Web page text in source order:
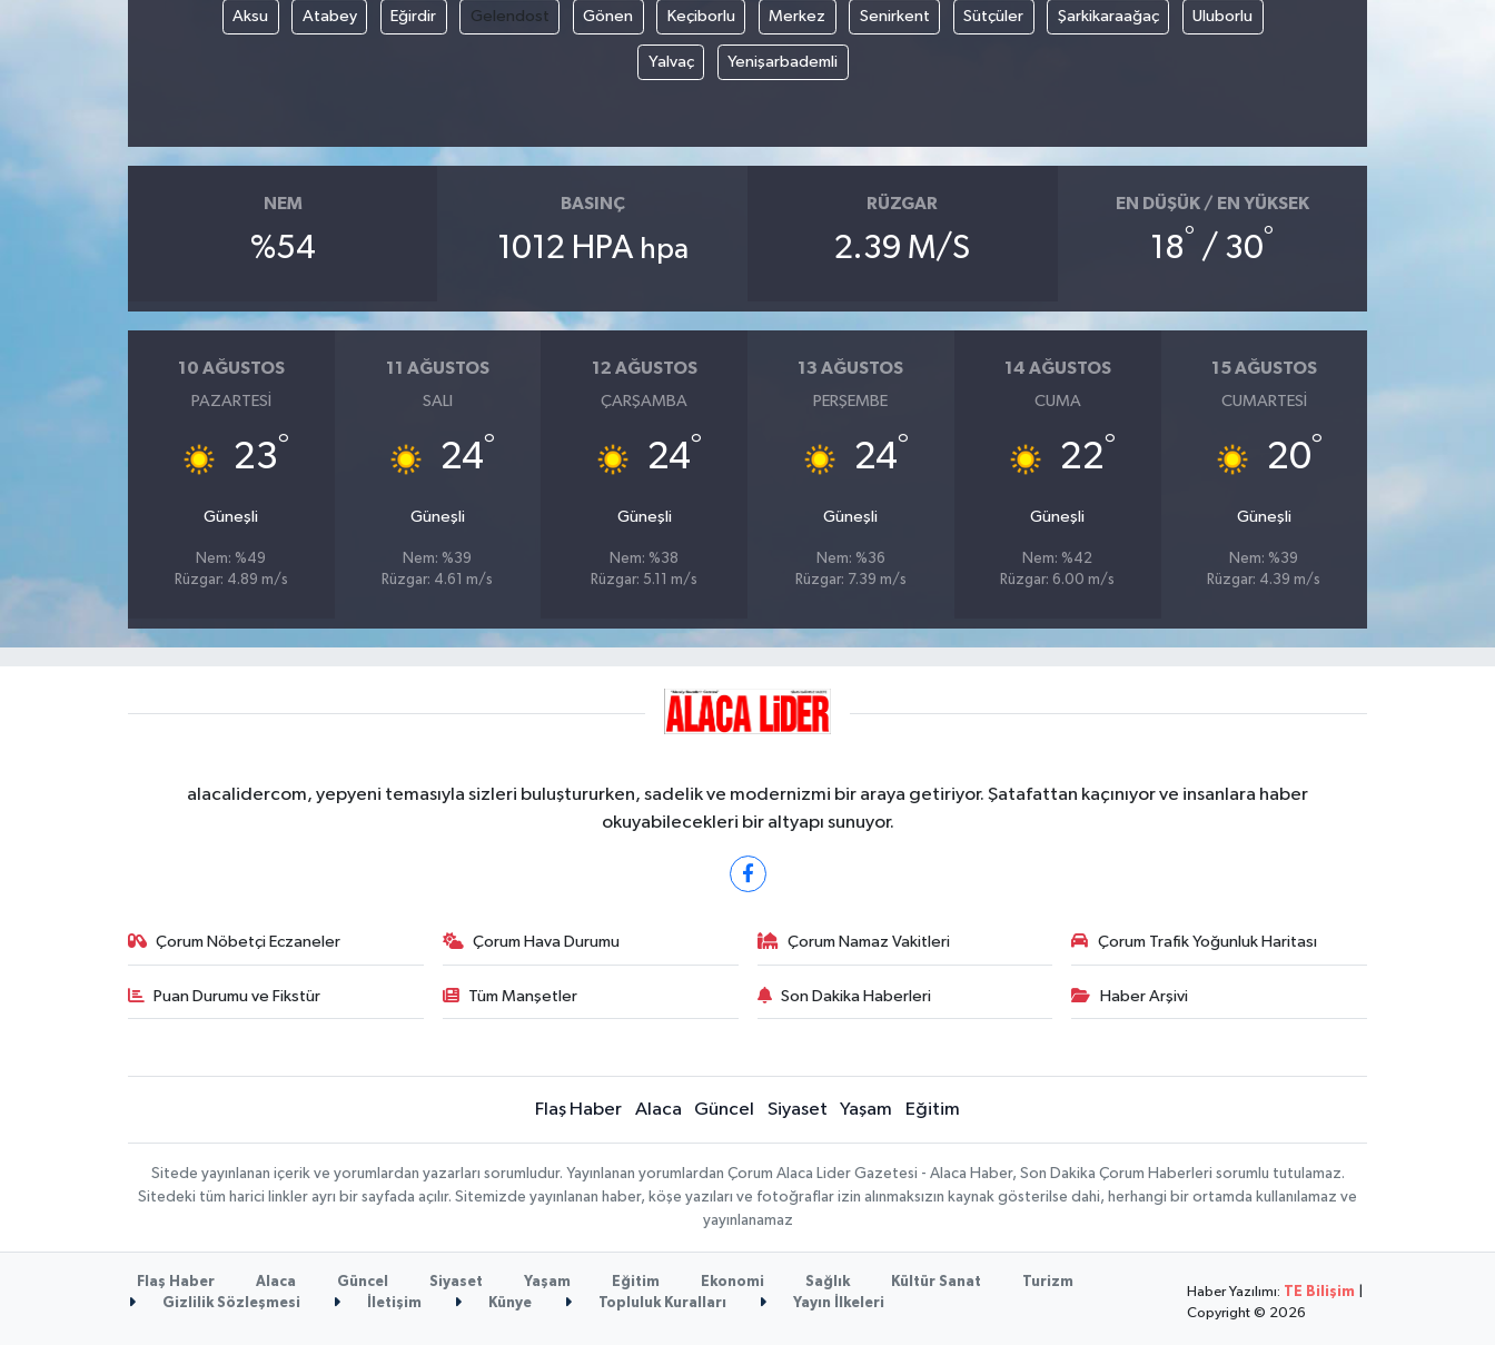
Aksu Atabey Eğirdir Gelendost Gönen Keçiborlu Merkez Senirkent Sütçüler Şarkikaraağaç Uluborlu
Yalvaç Yenişarbademli
NEM
%54
BASINÇ
1012 HPA hpa
RÜZGAR
2.39 M/S
EN DÜŞÜK / EN YÜKSEK
18° / 30°
10 AĞUSTOS
PAZARTESI
23°
Güneşli
Nem: %49
Rüzgar: 4.89 m/s
11 AĞUSTOS
SALI
24°
Güneşli
Nem: %39
Rüzgar: 4.61 m/s
12 AĞUSTOS
ÇARŞAMBA
24°
Güneşli
Nem: %38
Rüzgar: 5.11 m/s
13 AĞUSTOS
PERŞEMBE
24°
Güneşli
Nem: %36
Rüzgar: 7.39 m/s
14 AĞUSTOS
CUMA
22°
Güneşli
Nem: %42
Rüzgar: 6.00 m/s
15 AĞUSTOS
CUMARTESI
20°
Güneşli
Nem: %39
Rüzgar: 4.39 m/s
alacalidercom, yepyeni temasıyla sizleri buluştururken, sadelik ve modernizmi bir araya getiriyor. Şatafattan kaçınıyor ve insanlara haber
okuyabilecekleri bir altyapı sunuyor.
Çorum Nöbetçi Eczaneler Çorum Hava Durumu Çorum Namaz Vakitleri Çorum Trafik Yoğunluk Haritası
Puan Durumu ve Fikstür Tüm Manşetler Son Dakika Haberleri Haber Arşivi
Flaş Haber Alaca Güncel Siyaset Yaşam Eğitim
Sitede yayınlanan içerik ve yorumlardan yazarları sorumludur. Yayınlanan yorumlardan Çorum Alaca Lider Gazetesi - Alaca Haber, Son Dakika Çorum Haberleri sorumlu tutulamaz.
Sitedeki tüm harici linkler ayrı bir sayfada açılır. Sitemizde yayınlanan haber, köşe yazıları ve fotoğraflar izin alınmaksızın kaynak gösterilse dahi, herhangi bir ortamda kullanılamaz ve
yayınlanamaz
Flaş Haber Alaca Güncel Siyaset Yaşam Eğitim Ekonomi Sağlık Kültür Sanat
Turizm
Gizlilik Sözleşmesi
İletişim Künye Topluluk Kuralları Yayın İlkeleri
Haber Yazılımı: TE Bilişim
Copyright © 2026